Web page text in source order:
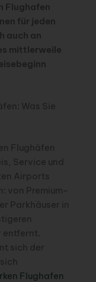
Flughafen
für jeden
auch an
mittlerweile
Was Sie
Flughäfen
Service und
Airports
von Premium-
Parkhäuser in
sich der
Flughafen